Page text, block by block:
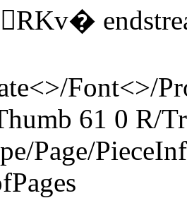
RKv�
Font<>/
61 0 R/
Page/